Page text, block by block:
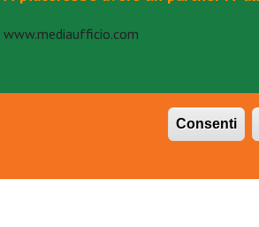
www.mediaufficio.com
Consenti